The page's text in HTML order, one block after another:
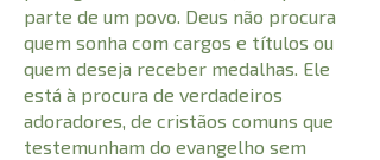
parte de um povo. Deus não procura
quem sonha com cargos e títulos ou
quem deseja receber medalhas. Ele
está à procura de verdadeiros
adoradores, de cristãos comuns que
testemunham do evangelho sem